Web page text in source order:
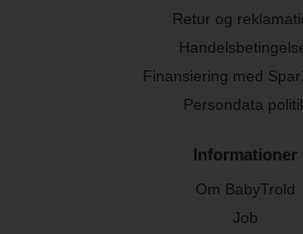
Retur og
Finansiering med
Persondata
Informationer
Om BabyTrold
Job